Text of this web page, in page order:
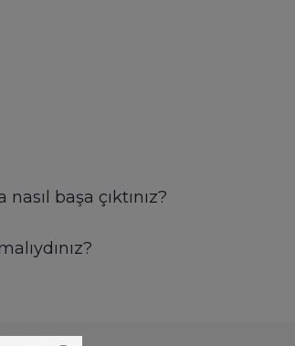
başa çıktınız?